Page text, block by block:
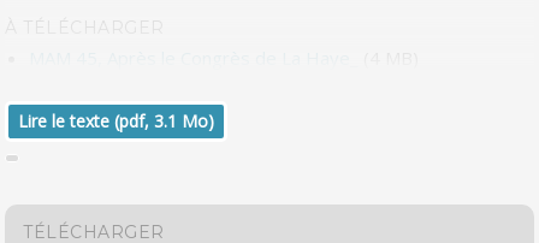
Lire le texte (pdf, 3.1 Mo)
TÉLÉCHARGER